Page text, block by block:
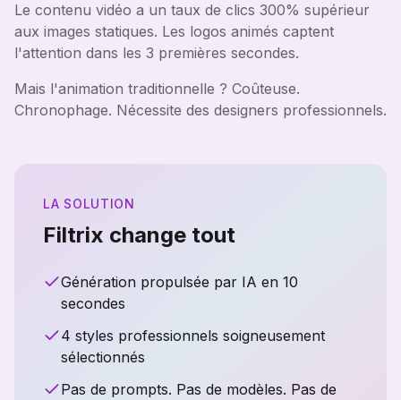
Le contenu vidéo a un taux de clics 300% supérieur
aux images statiques. Les logos animés captent
l'attention dans les 3 premières secondes.
Mais l'animation traditionnelle ? Coûteuse.
Chronophage. Nécessite des designers professionnels.
LA SOLUTION
Filtrix change tout
Génération propulsée par IA en 10
secondes
4 styles professionnels soigneusement
sélectionnés
Pas de prompts. Pas de modèles. Pas de